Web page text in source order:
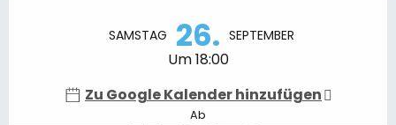
SAMSTAG 26. SEPTEMBER
Um 18:00
Zu Google Kalender hinzufügen
Ab